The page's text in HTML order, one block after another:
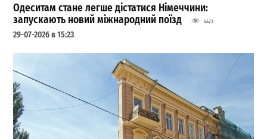
Одеситам стане легше дістатися Німеччини:
запускають новий міжнародний поїзд
4473
29-07-2026 в 15:23